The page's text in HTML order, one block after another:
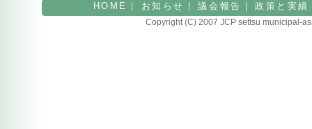
HOME ｜ お知らせ ｜ 議会報告 ｜ 政策と実績
Copyright (C) 2007 JCP settsu municipal-